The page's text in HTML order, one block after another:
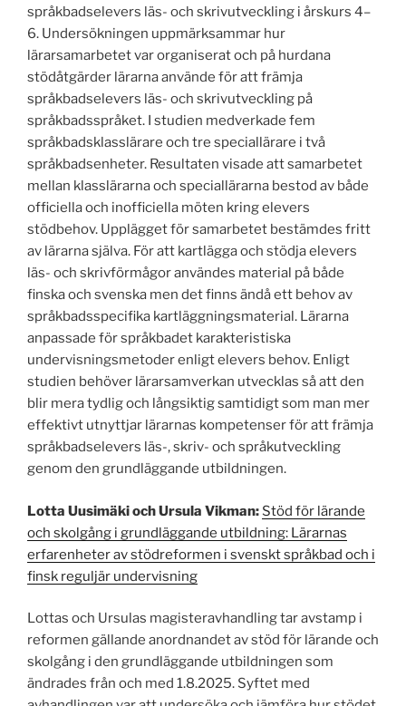
språkbadselevers läs- och skrivutveckling i årskurs 4–
6. Undersökningen uppmärksammar hur
lärarsamarbetet var organiserat och på hurdana
stödåtgärder lärarna använde för att främja
språkbadselevers läs- och skrivutveckling på
språkbadsspråket. I studien medverkade fem
språkbadsklasslärare och tre speciallärare i två
språkbadsenheter. Resultaten visade att samarbetet
mellan klasslärarna och speciallärarna bestod av både
officiella och inofficiella möten kring elevers
stödbehov. Upplägget för samarbetet bestämdes fritt
av lärarna själva. För att kartlägga och stödja elevers
läs- och skrivförmågor användes material på både
finska och svenska men det finns ändå ett behov av
språkbadsspecifika kartläggningsmaterial. Lärarna
anpassade för språkbadet karakteristiska
undervisningsmetoder enligt elevers behov. Enligt
studien behöver lärarsamverkan utvecklas så att den
blir mera tydlig och långsiktig samtidigt som man mer
effektivt utnyttjar lärarnas kompetenser för att främja
språkbadselevers läs-, skriv- och språkutveckling
genom den grundläggande utbildningen.
Lotta Uusimäki och Ursula Vikman: Stöd för lärande
och skolgång i grundläggande utbildning: Lärarnas
erfarenheter av stödreformen i svenskt språkbad och i
finsk reguljär undervisning
Lottas och Ursulas magisteravhandling tar avstamp i
reformen gällande anordnandet av stöd för lärande och
skolgång i den grundläggande utbildningen som
ändrades från och med 1.8.2025. Syftet med